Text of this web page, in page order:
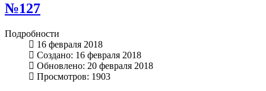
№127
Подробности
16 февраля 2018
Создано: 16 февраля 2018
Обновлено: 20 февраля 2018
Просмотров: 1903